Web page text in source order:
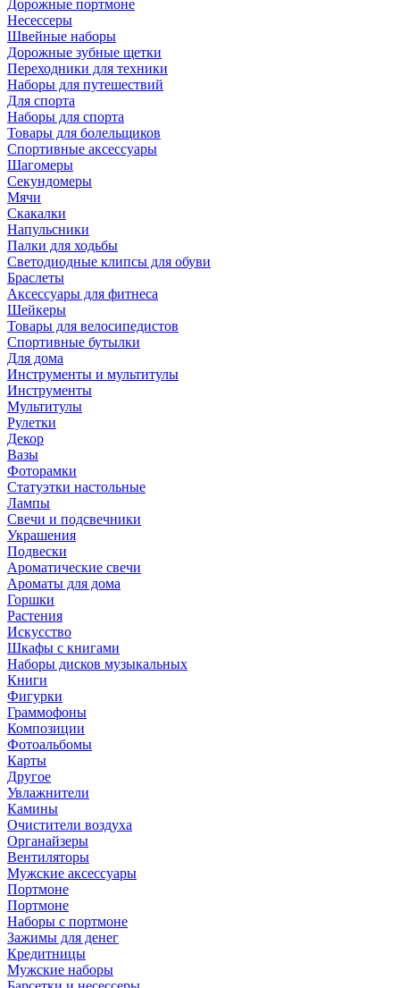
Дорожные портмоне
Несессеры
Швейные наборы
Дорожные зубные щетки
Переходники для техники
Наборы для путешествий
Для спорта
Наборы для спорта
Товары для болельщиков
Спортивные аксессуары
Шагомеры
Секундомеры
Мячи
Скакалки
Напульсники
Палки для ходьбы
Светодиодные клипсы для обуви
Браслеты
Аксессуары для фитнеса
Шейкеры
Товары для велосипедистов
Спортивные бутылки
Для дома
Инструменты и мультитулы
Инструменты
Мультитулы
Рулетки
Декор
Вазы
Фоторамки
Статуэтки настольные
Лампы
Свечи и подсвечники
Украшения
Подвески
Ароматические свечи
Ароматы для дома
Горшки
Растения
Искусство
Шкафы с книгами
Наборы дисков музыкальных
Книги
Фигурки
Граммофоны
Композиции
Фотоальбомы
Карты
Другое
Увлажнители
Камины
Очистители воздуха
Органайзеры
Вентиляторы
Мужские аксессуары
Портмоне
Портмоне
Наборы с портмоне
Зажимы для денег
Кредитницы
Мужские наборы